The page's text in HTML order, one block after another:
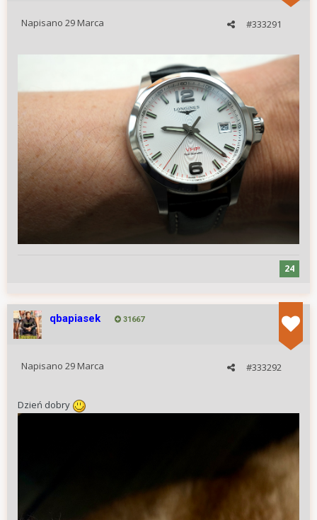
#333291
Napisano 29 Marca
24
qbapiasek 31667
#333292
Napisano 29 Marca
Dzień dobry